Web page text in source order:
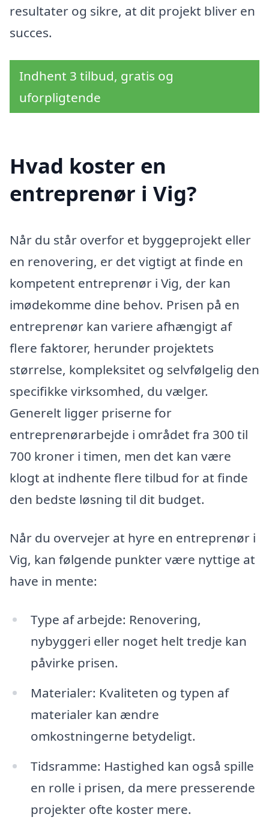
resultater og sikre, at dit projekt bliver en
succes.
Indhent 3 tilbud, gratis og
uforpligtende
Hvad koster en
entreprenør i Vig?
Når du står overfor et byggeprojekt eller
en renovering, er det vigtigt at finde en
kompetent entreprenør i Vig, der kan
imødekomme dine behov. Prisen på en
entreprenør kan variere afhængigt af
flere faktorer, herunder projektets
størrelse, kompleksitet og selvfølgelig den
specifikke virksomhed, du vælger.
Generelt ligger priserne for
entreprenørarbejde i området fra 300 til
700 kroner i timen, men det kan være
klogt at indhente flere tilbud for at finde
den bedste løsning til dit budget.
Når du overvejer at hyre en entreprenør i
Vig, kan følgende punkter være nyttige at
have in mente:
Type af arbejde: Renovering,
nybyggeri eller noget helt tredje kan
påvirke prisen.
Materialer: Kvaliteten og typen af
materialer kan ændre
omkostningerne betydeligt.
Tidsramme: Hastighed kan også spille
en rolle i prisen, da mere presserende
projekter ofte koster mere.